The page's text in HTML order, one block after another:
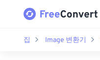
집 Image 변환기